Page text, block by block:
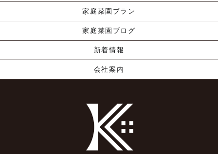
家庭菜園プラン
家庭菜園ブログ
新着情報
会社案内